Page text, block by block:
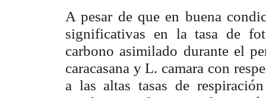
A pesar de que en buena
significativas en la tasa de
carbono asimilado durante el
caracasana yL. camara con
a las altas tasas de